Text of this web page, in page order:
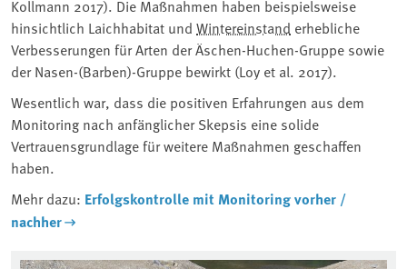
Kollmann 2017). Die Maßnahmen haben beispielsweise
hinsichtlich Laichhabitat und Wintereinstand erhebliche
Verbesserungen für Arten der Äschen-Huchen-Gruppe sowie
der Nasen-(Barben)-Gruppe bewirkt (Loy et al. 2017).
Wesentlich war, dass die positiven Erfahrungen aus dem
Monitoring nach anfänglicher Skepsis eine solide
Vertrauensgrundlage für weitere Maßnahmen geschaffen
haben.
Mehr dazu: Erfolgskontrolle mit Monitoring vorher /
nachher